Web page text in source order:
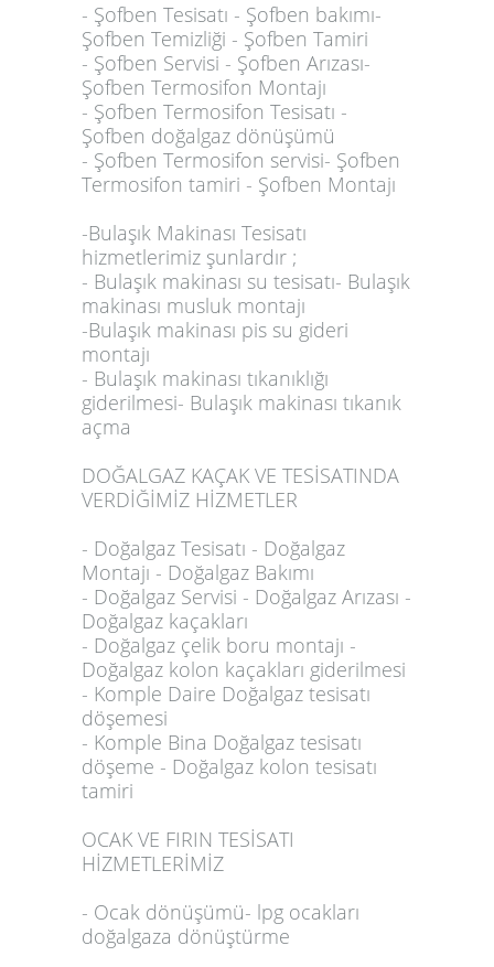
- Şofben Tesisatı - Şofben bakımı-
Şofben Temizliği - Şofben Tamiri
- Şofben Servisi - Şofben Arızası-
Şofben Termosifon Montajı
- Şofben Termosifon Tesisatı -
Şofben doğalgaz dönüşümü
- Şofben Termosifon servisi- Şofben
Termosifon tamiri - Şofben Montajı
-Bulaşık Makinası Tesisatı
hizmetlerimiz şunlardır ;
- Bulaşık makinası su tesisatı- Bulaşık
makinası musluk montajı
-Bulaşık makinası pis su gideri
montajı
- Bulaşık makinası tıkanıklığı
giderilmesi- Bulaşık makinası tıkanık
açma
DOĞALGAZ KAÇAK VE TESİSATINDA
VERDİĞİMİZ HİZMETLER
- Doğalgaz Tesisatı - Doğalgaz
Montajı - Doğalgaz Bakımı
- Doğalgaz Servisi - Doğalgaz Arızası -
Doğalgaz kaçakları
- Doğalgaz çelik boru montajı -
Doğalgaz kolon kaçakları giderilmesi
- Komple Daire Doğalgaz tesisatı
döşemesi
- Komple Bina Doğalgaz tesisatı
döşeme - Doğalgaz kolon tesisatı
tamiri
OCAK VE FIRIN TESİSATI
HİZMETLERİMİZ
- Ocak dönüşümü- lpg ocakları
doğalgaza dönüştürme